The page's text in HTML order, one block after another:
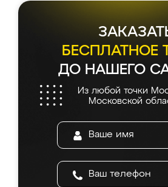
БЕСПЛАТНОЕ
ДО НАШЕГО
Из любой точки
Московской